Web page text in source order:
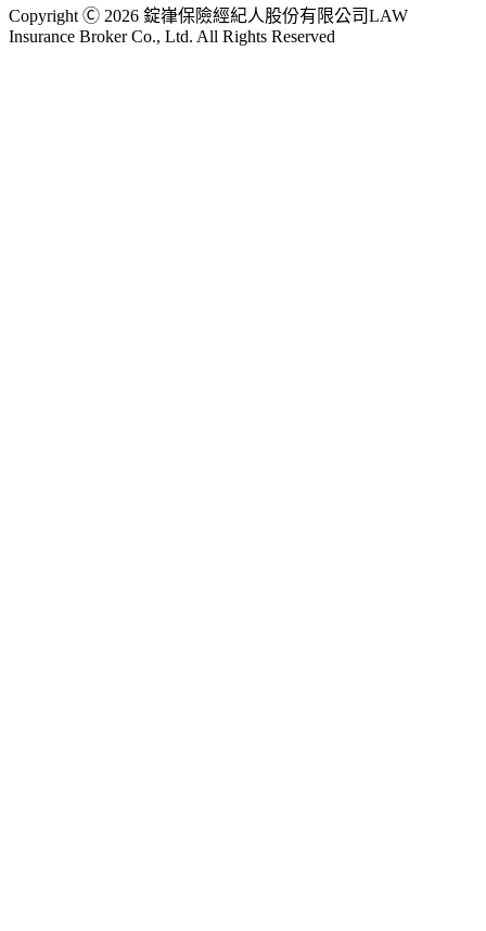
Copyright Ⓒ 2026 錠嵂保險經紀人股份有限公司LAW
Insurance Broker Co., Ltd. All Rights Reserved